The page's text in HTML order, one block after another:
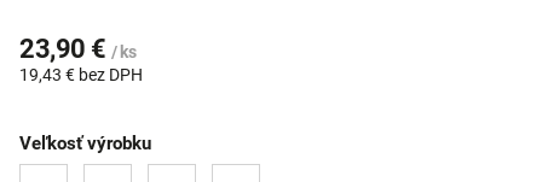
23,90 € / ks
19,43 € bez DPH
Veľkosť výrobku